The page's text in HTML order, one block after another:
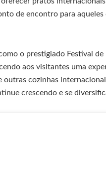
de encontro para
o prestigiado Festival de
aos visitantes uma
outras cozinhas
crescendo e se